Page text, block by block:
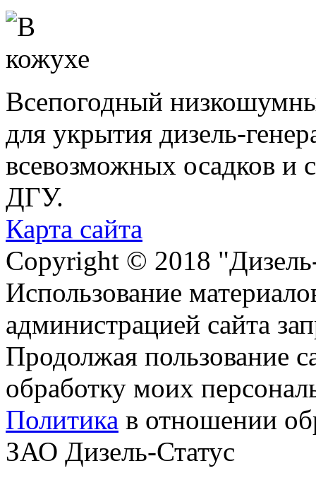
Всепогодный
для укрытия дизель-
всевозможных осадков
ДГУ.
Карта сайта
Copyright © 2018
Использование
администрацией сайта
Продолжая пользование
обработку моих
Политика в отношении
ЗАО Дизель-Статус